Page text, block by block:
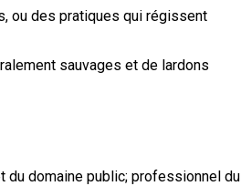
ou des pratiques qui régissent
sauvages et de lardons
du domaine public; professionnel du